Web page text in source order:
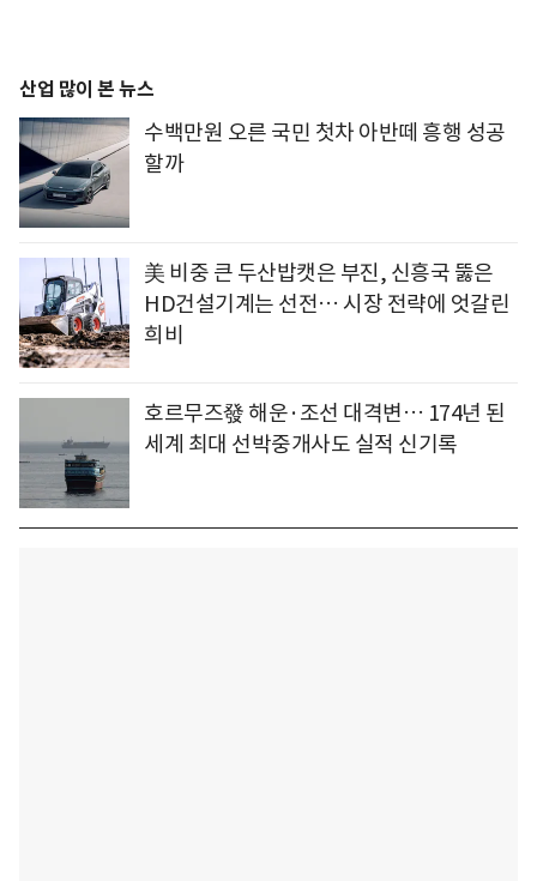
산업 많이 본 뉴스
수백만원 오른 국민 첫차 아반떼 흥행 성공
할까
美 비중 큰 두산밥캣은 부진, 신흥국 뚫은
HD건설기계는 선전… 시장 전략에 엇갈린
희비
호르무즈發 해운·조선 대격변… 174년 된
세계 최대 선박중개사도 실적 신기록